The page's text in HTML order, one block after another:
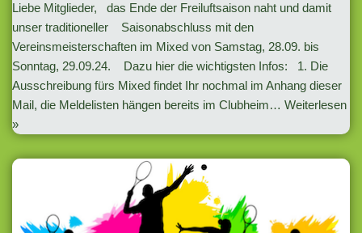
Liebe Mitglieder, das Ende der Freiluftsaison naht und damit
unser traditioneller Saisonabschluss mit den
Vereinsmeisterschaften im Mixed von Samstag, 28.09. bis
Sonntag, 29.09.24. Dazu hier die wichtigsten Infos: 1. Die
Ausschreibung fürs Mixed findet Ihr nochmal im Anhang dieser
Mail, die Meldelisten hängen bereits im Clubheim… Weiterlesen
»